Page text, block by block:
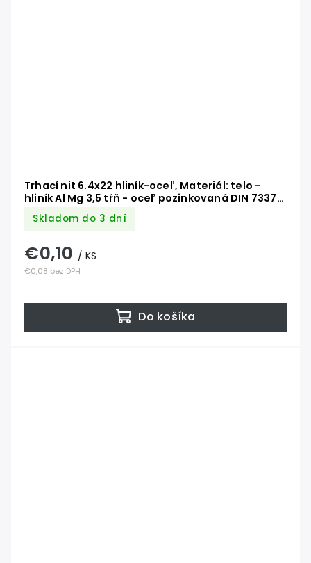
Trhací nit 6.4x22 hliník-oceľ, Materiál: telo -
hliník Al Mg 3,5 tŕň - oceľ pozinkovaná DIN 7337
Skladom do 3 dní
€0,08 bez DPH
€0,10 / KS
Do košíka